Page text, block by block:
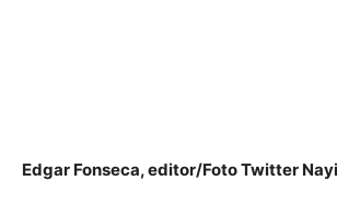
Edgar Fonseca, editor/Foto Twitter